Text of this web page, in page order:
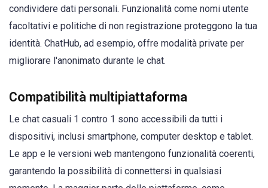
condividere dati personali. Funzionalità come nomi utente
facoltativi e politiche di non registrazione proteggono la tua
identità. ChatHub, ad esempio, offre modalità private per
migliorare l'anonimato durante le chat.
Compatibilità multipiattaforma
Le chat casuali 1 contro 1 sono accessibili da tutti i
dispositivi, inclusi smartphone, computer desktop e tablet.
Le app e le versioni web mantengono funzionalità coerenti,
garantendo la possibilità di connettersi in qualsiasi